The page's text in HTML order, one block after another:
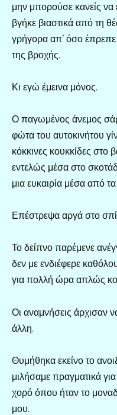
μην μπορούσε κανείς να
βγήκε βιαστικά από τη
γρήγορα απ’ όσο
της βροχής.
Κι εγώ έμεινα μόνος.
Ο παγωμένος άνεμος
φώτα του αυτοκινήτου
κόκκινες κουκκίδες στο
εντελώς μέσα στο
μια ευκαιρία μέσα από
Επέστρεψα αργά στο
Το δείπνο παρέμενε
δεν με ενδιέφερε
για πολλή ώρα απλώς
Οι αναμνήσεις άρχισαν
άλλη.
Θυμήθηκα εκείνο το
μιλήσαμε πραγματικά
χορό όπου ήταν το
μου.